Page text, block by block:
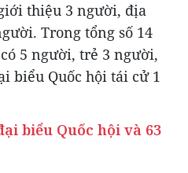
thiệu 3 người, địa
Trong tổng số 14
5 người, trẻ 3 người,
biểu Quốc hội tái cử 1
biểu Quốc hội và 63